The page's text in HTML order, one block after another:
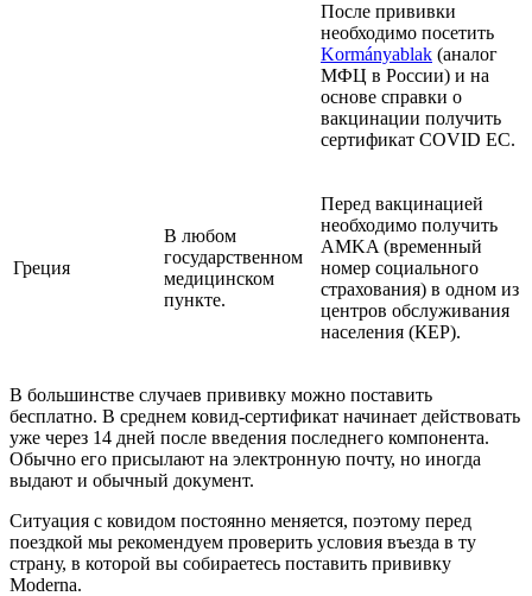
После прививки
необходимо посетить
Kormányablak (аналог
МФЦ в России) и на
основе справки о
вакцинации получить
сертификат COVID EC.
Греция
В любом
государственном
медицинском
пункте.
Перед вакцинацией
необходимо получить
AMKA (временный
номер социального
страхования) в одном из
центров обслуживания
населения (КЕР).
В большинстве случаев прививку можно поставить
бесплатно. В среднем ковид-сертификат начинает действовать
уже через 14 дней после введения последнего компонента.
Обычно его присылают на электронную почту, но иногда
выдают и обычный документ.
Ситуация с ковидом постоянно меняется, поэтому перед
поездкой мы рекомендуем проверить условия въезда в ту
страну, в которой вы собираетесь поставить прививку
Moderna.